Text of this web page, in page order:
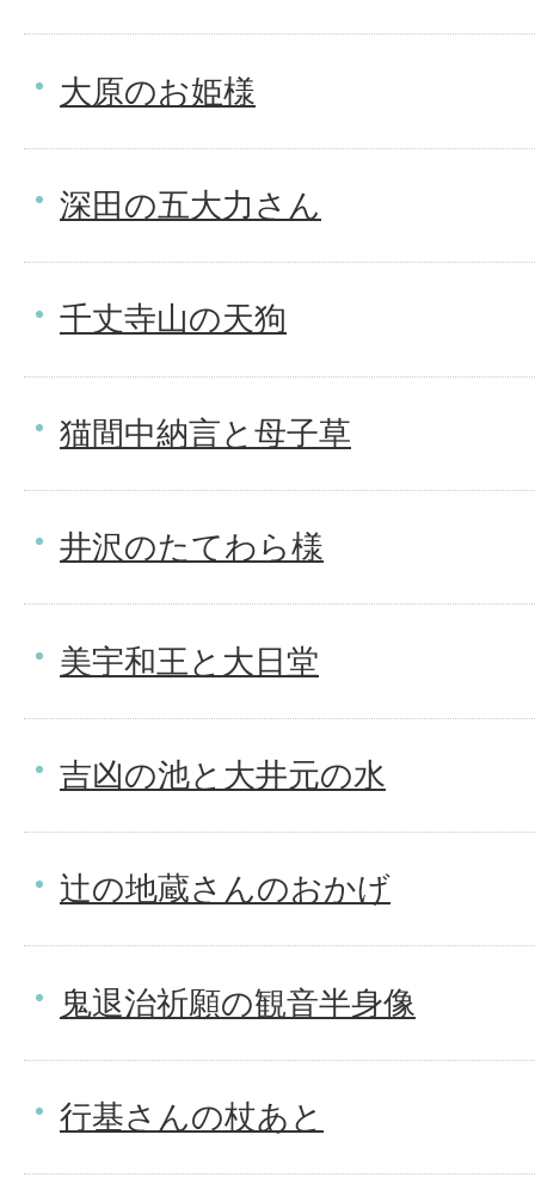
大原のお姫様
深田の五大力さん
千丈寺山の天狗
猫間中納言と母子草
井沢のたてわら様
美宇和王と大日堂
吉凶の池と大井元の水
辻の地蔵さんのおかげ
鬼退治祈願の観音半身像
行基さんの杖あと